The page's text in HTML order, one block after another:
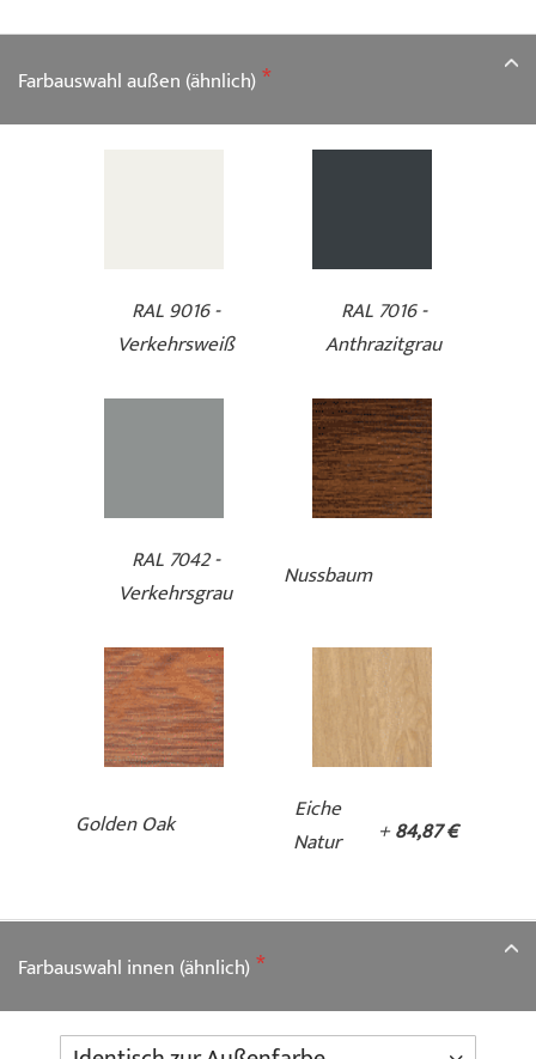
Farbauswahl außen (ähnlich)
RAL 9016 -
Verkehrsweiß
RAL 7016 -
Anthrazitgrau
RAL 7042 -
Verkehrsgrau
Nussbaum
Golden Oak
Eiche
Natur
+84,87 €
Farbauswahl innen (ähnlich)